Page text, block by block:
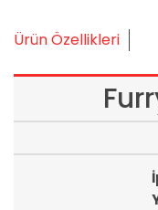
Ürün Özellikleri